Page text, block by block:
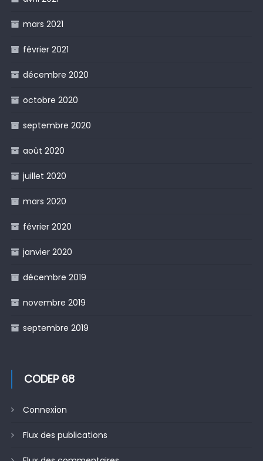
mars 2021
février 2021
décembre 2020
octobre 2020
septembre 2020
août 2020
juillet 2020
mars 2020
février 2020
janvier 2020
décembre 2019
novembre 2019
septembre 2019
CODEP 68
Connexion
Flux des publications